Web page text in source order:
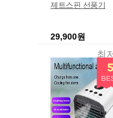
제트스핀 선풍기
29,900원
최